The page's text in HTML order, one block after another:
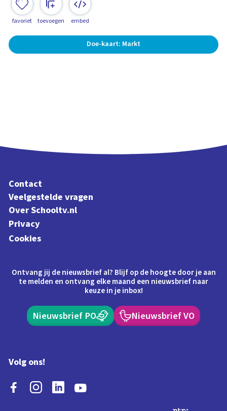
favoriet toevoegen embed
Doe-kaart: Markt
Contact
Veelgestelde vragen
Over Schooltv.nl
Privacy
Cookies
Ontvang jij de nieuwsbrief al? Blijf op de hoogte door je aan
te melden en ontvang elke maand een nieuwsbrief naar
keuze in je inbox!
Nieuwsbrief PO Nieuwsbrief VO
Volg ons!